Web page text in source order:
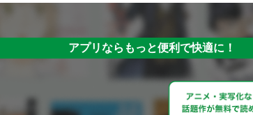
アプリならもっと便利で快適に！